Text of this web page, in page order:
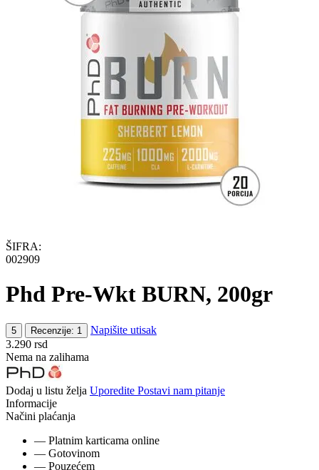
ŠIFRA:
002909
Phd Pre-Wkt BURN, 200gr
5 Recenzije: 1
Napišite utisak
3.290 rsd
Nema na zalihama
Dodaj u listu želja Uporedite Postavi nam pitanje
Informacije
Načini plaćanja
— Platnim karticama online
— Gotovinom
— Pouzećem